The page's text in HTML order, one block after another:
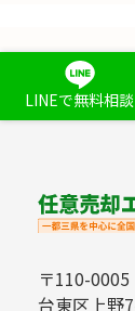
LINEで無料相談
〒110-0005
台東区上野